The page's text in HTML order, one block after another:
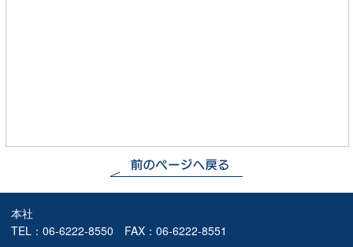
本社
TEL： 06-6222-8550 FAX：06-6222-8551